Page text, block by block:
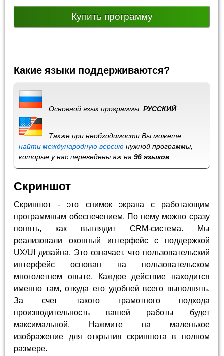
Купить программу
Какие языки поддерживаются?
Основной язык программы:РУССКИЙ
Также при необходимости Вы можете
найти международную версию нужной программы,
которые у нас переведены аж на96 языков
Скриншот
Скриншот - это снимок экрана с работающим
программным обеспечением. По нему можно сразу
понять, как выглядит CRM-система. Мы
реализовали оконный интерфейс с поддержкой
UX/UI дизайна. Это означает, что пользовательский
интерфейс основан на пользовательском
многолетнем опыте. Каждое действие находится
именно там, откуда его удобней всего выполнять.
За счет такого грамотного подхода
производительность вашей работы будет
максимальной. Нажмите на маленькое
изображение для открытия скриншота в полном
размере.